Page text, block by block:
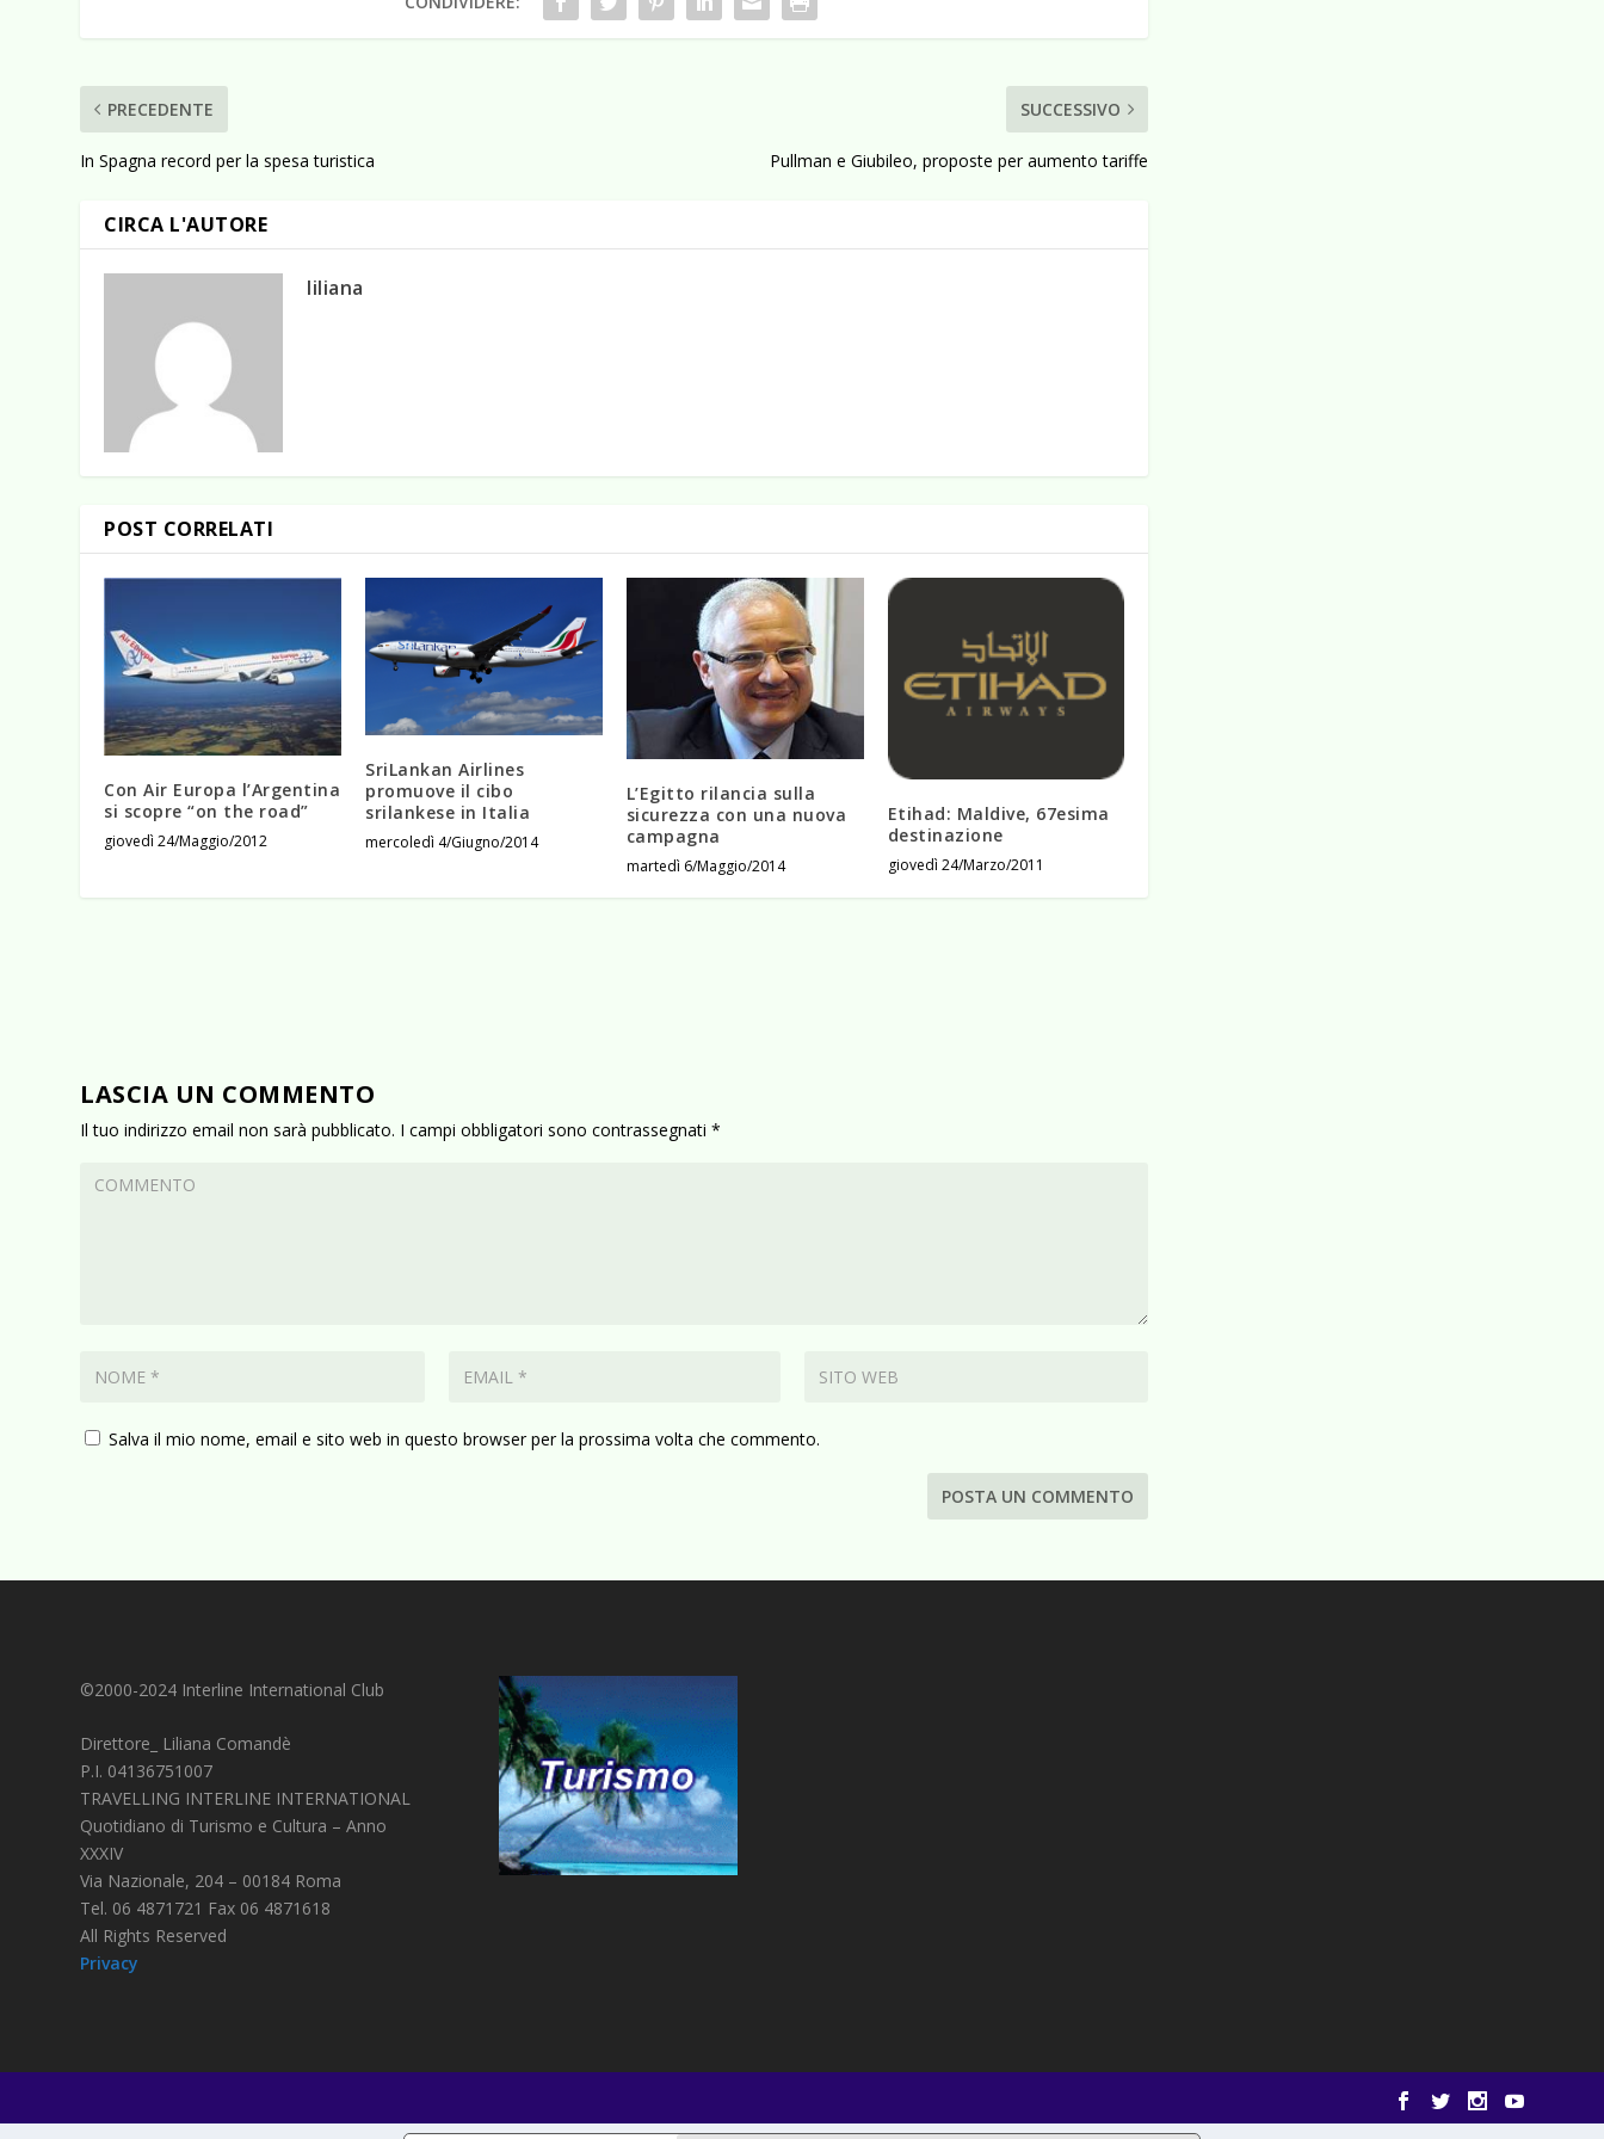
PRECEDENTE
In Spagna record per la spesa turistica
SUCCESSIVO
Pullman e Giubileo, proposte per aumento tariffe
CIRCA L'AUTORE
liliana
POST CORRELATI
Con Air Europa l’Argentina
si scopre “on the road”
giovedì 24/Maggio/2012
SriLankan Airlines
promuove il cibo
srilankese in Italia
mercoledì 4/Giugno/2014
L’Egitto rilancia sulla
sicurezza con una nuova
campagna
martedì 6/Maggio/2014
Etihad: Maldive, 67esima
destinazione
giovedì 24/Marzo/2011
LASCIA UN COMMENTO
Il tuo indirizzo email non sarà pubblicato. I campi obbligatori sono contrassegnati*
Salva il mio nome, email e sito web in questo browser per la prossima volta che commento.
©2000-2024 Interline International Club
Direttore_ Liliana Comandè
P.I. 04136751007
TRAVELLING INTERLINE INTERNATIONAL
Quotidiano di Turismo e Cultura – Anno
XXXIV
Via Nazionale, 204 – 00184 Roma
Tel. 06 4871721 Fax 06 4871618
All Rights Reserved
Privacy